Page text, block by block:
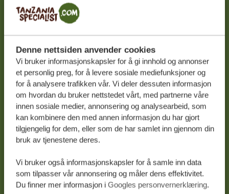
Denne nettsiden anvender cookies
Vi bruker informasjonskapsler for å gi innhold og annonser
et personlig preg, for å levere sosiale mediefunksjoner og
for å analysere trafikken vår. Vi deler dessuten informasjon
om hvordan du bruker nettstedet vårt, med partnerne våre
innen sosiale medier, annonsering og analysearbeid, som
kan kombinere den med annen informasjon du har gjort
tilgjengelig for dem, eller som de har samlet inn gjennom din
bruk av tjenestene deres.
Vi bruker også informasjonskapsler for å samle inn data
som tilpasser vår annonsering og måler dens effektivitet.
Du finner mer informasjon i Googles personvernerklæring.
+47
Land *
Jeg ønsker å melde meg på nyhetsbrevet for å
få nyheter og inspirasjon til å planlegge min
neste fantastiske ferie.
Ved å sende inn opplysningene dine samtykker du i å bli
kontaktet av våre team i tråd med vår